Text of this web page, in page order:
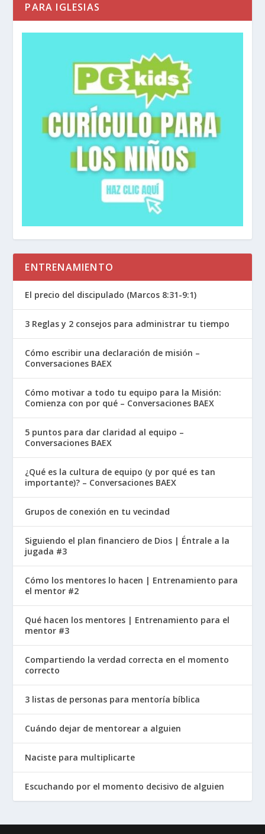
PARA IGLESIAS
ENTRENAMIENTO
El precio del discipulado (Marcos 8:31-9:1)
3 Reglas y 2 consejos para administrar tu tiempo
Cómo escribir una declaración de misión –
Conversaciones BAEX
Cómo motivar a todo tu equipo para la Misión:
Comienza con por qué – Conversaciones BAEX
5 puntos para dar claridad al equipo –
Conversaciones BAEX
¿Qué es la cultura de equipo (y por qué es tan
importante)? – Conversaciones BAEX
Grupos de conexión en tu vecindad
Siguiendo el plan financiero de Dios | Éntrale a la
jugada #3
Cómo los mentores lo hacen | Entrenamiento para
el mentor #2
Qué hacen los mentores | Entrenamiento para el
mentor #3
Compartiendo la verdad correcta en el momento
correcto
3 listas de personas para mentoría bíblica
Cuándo dejar de mentorear a alguien
Naciste para multiplicarte
Escuchando por el momento decisivo de alguien